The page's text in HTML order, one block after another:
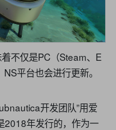
不仅是PC（Steam、E
平台也会进行更新。
开发团队”用爱
2018年发行的，作为一